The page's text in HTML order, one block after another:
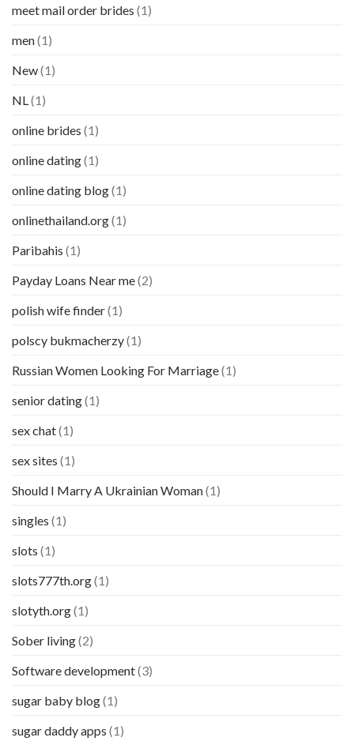
meet mail order brides (1)
men(1)
New(1)
NL (1)
online brides (1)
online dating(1)
online dating blog(1)
onlinethailand.org(1)
Paribahis (1)
Payday Loans Near me(2)
polish wife finder(1)
polscy bukmacherzy(1)
Russian Women Looking For Marriage(1)
senior dating(1)
sex chat(1)
sex sites (1)
Should I Marry A Ukrainian Woman(1)
singles (1)
slots (1)
slots777th.org(1)
slotyth.org(1)
Sober living(2)
Software development(3)
sugar baby blog(1)
sugar daddy apps (1)